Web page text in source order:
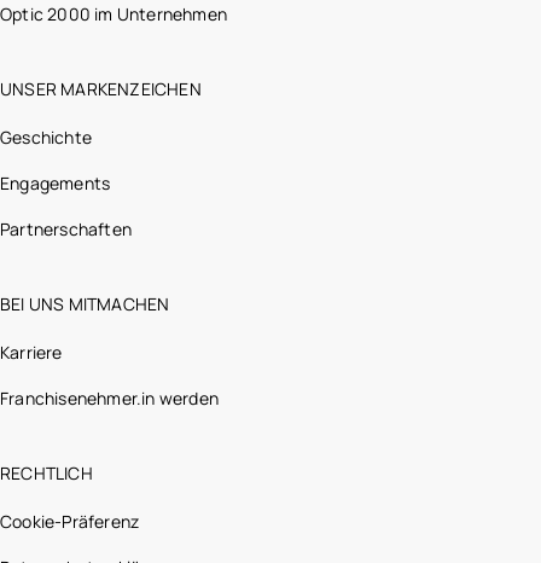
Optic 2000 im Unternehmen
UNSER MARKENZEICHEN
Geschichte
Engagements
Partnerschaften
BEI UNS MITMACHEN
Karriere
Franchisenehmer.in werden
RECHTLICH
Cookie-Präferenz